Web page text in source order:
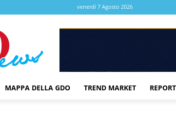
venerdì 7 Agosto 2026
MAPPA DELLA GDO TREND MARKET